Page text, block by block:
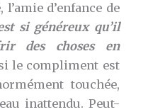
l’amie d’enfance de
si généreux qu’il
des choses en
le compliment est
touchée,
inattendu. Peut-